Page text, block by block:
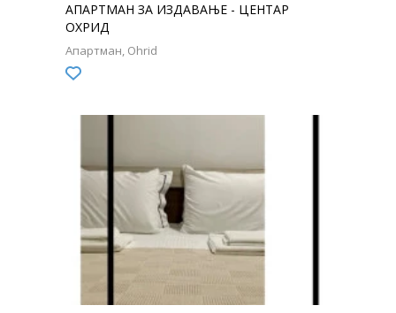
АПАРТМАН ЗА ИЗДАВАЊЕ - ЦЕНТАР
ОХРИД
Апартман Ohrid